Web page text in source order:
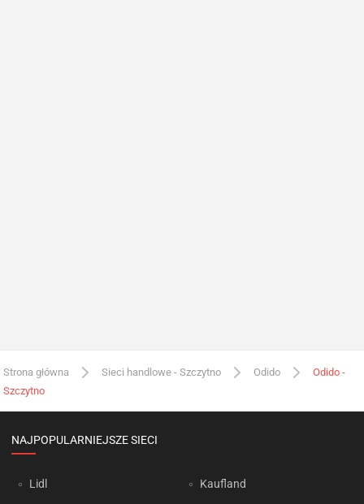
Strona główna Sieci handlowe - Szczytno Odido
Odido -
Szczytno
NAJPOPULARNIEJSZE SIECI
Lidl Kaufland